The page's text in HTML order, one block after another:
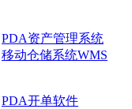
PDA资产管理系统
移动仓储系统WMS
PDA开单软件